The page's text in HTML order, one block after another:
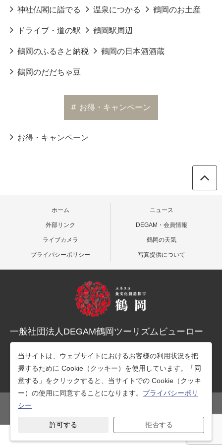
神社仏閣に詣でる 温泉につかる 鶴岡のお土産
ドライブ・道の駅 鶴岡駅周辺
鶴岡のふるさと納税 鶴岡の日本酒酒蔵
鶴岡のだだちゃ豆
# お得・キャンペーン
お得・キャンペーン
ホーム ニュース
外部リンク DEGAM・会員情報
ライブカメラ 鶴岡の天気
プライバシーポリシー 写真提供について
一般社団法人DEGAM鶴岡ツーリズムビューロー
TEL：0235-25-7678（観光案内）
TEL：0235-26-1218（事務所）
当サイトは、ウェブサイトにおけるお客様の利用状況を把
握するために Cookie（クッキー）を使用しています。「同
意する」をクリックすると、当サイトでの Cookie（クッキ
ー）の使用に同意することになります。 プライバシーポリ
シー
許可する 拒否する